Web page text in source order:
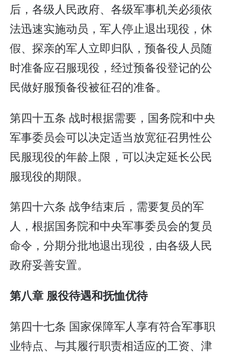
后，各级人民政府、各级军事机关必须依
法迅速实施动员，军人停止退出现役，休
假、探亲的军人立即归队，预备役人员随
时准备应召服现役，经过预备役登记的公
民做好服预备役被征召的准备。
第四十五条 战时根据需要，国务院和中央
军事委员会可以决定适当放宽征召男性公
民服现役的年龄上限，可以决定延长公民
服现役的期限。
第四十六条 战争结束后，需要复员的军
人，根据国务院和中央军事委员会的复员
命令，分期分批地退出现役，由各级人民
政府妥善安置。
第八章 服役待遇和抚恤优待
第四十七条 国家保障军人享有符合军事职
业特点、与其履行职责相适应的工资、津